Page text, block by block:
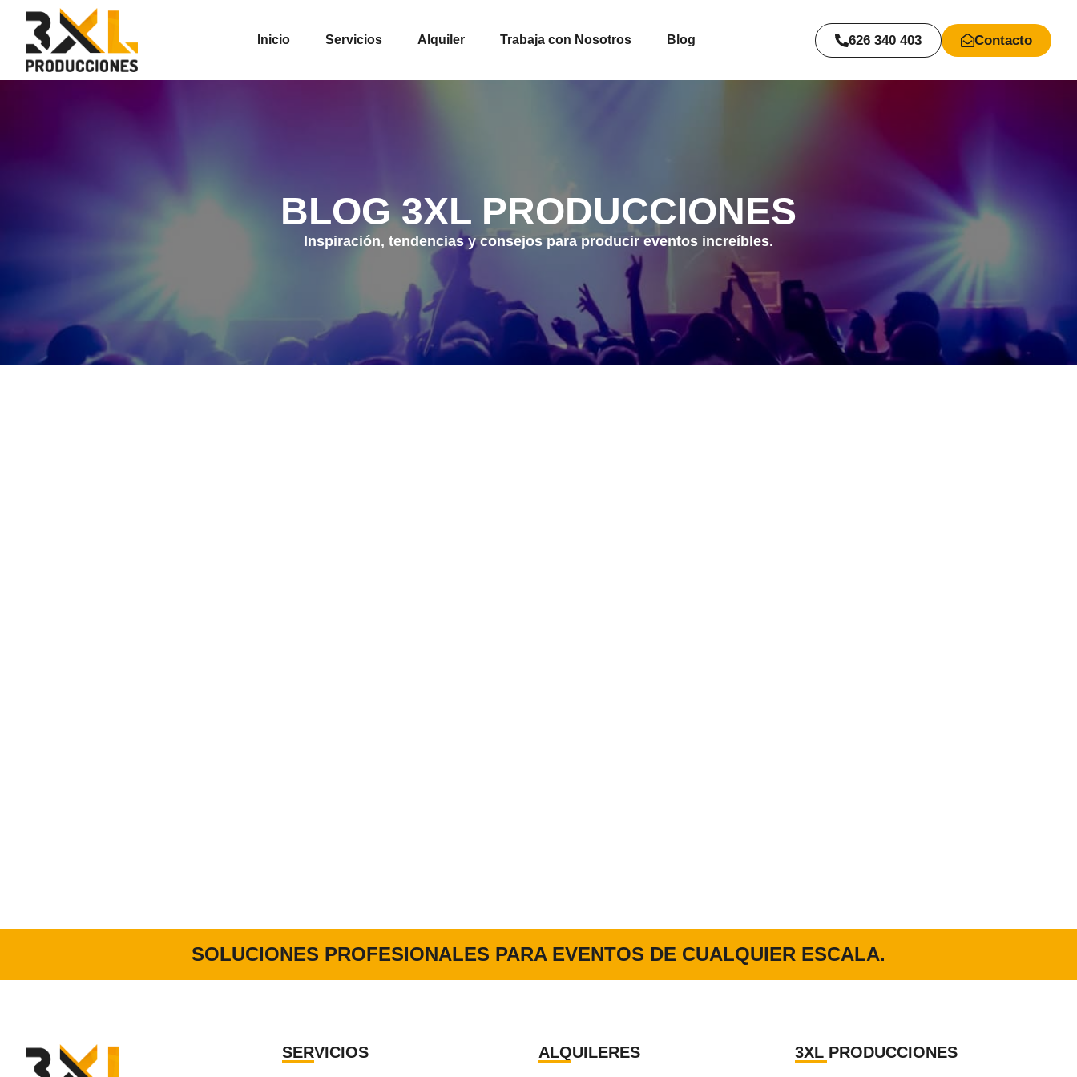
Inicio Servicios Alquiler Trabaja con Nosotros Blog 626 340 403 Contacto
BLOG 3XL PRODUCCIONES
Inspiración, tendencias y consejos para producir eventos increíbles.
SOLUCIONES PROFESIONALES PARA EVENTOS DE CUALQUIER ESCALA.
SERVICIOS ALQUILERES 3XL PRODUCCIONES